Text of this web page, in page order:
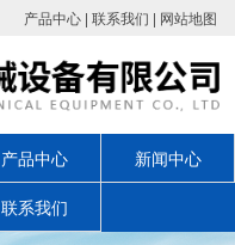
产品中心 | 联系我们 | 网站地图
产品中心 新闻中心
联系我们